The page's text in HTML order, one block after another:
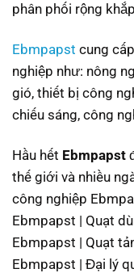
phân phối rộng
Ebmpapst cung
nghiệp như: nông
gió, thiết bị công
chiếu sáng, công
Hầu hết Ebmpapst
thế giới và nhiều
công nghiệp
Ebmpapst | Quạt
Ebmpapst | Quạt
Ebmpapst | Đại lý